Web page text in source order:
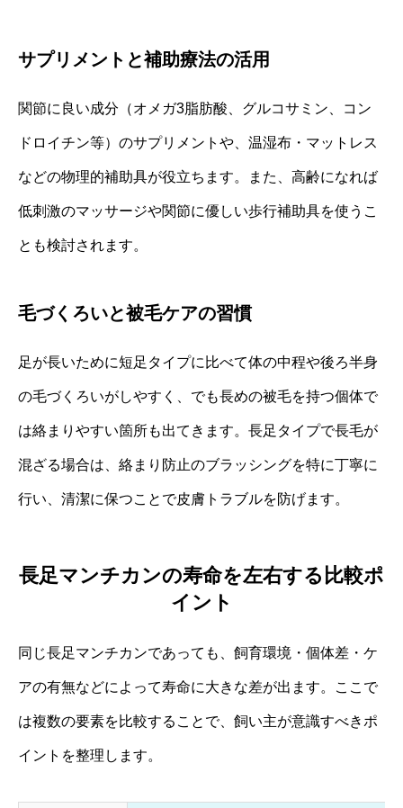
サプリメントと補助療法の活用
関節に良い成分（オメガ3脂肪酸、グルコサミン、コン
ドロイチン等）のサプリメントや、温湿布・マットレス
などの物理的補助具が役立ちます。また、高齢になれば
低刺激のマッサージや関節に優しい歩行補助具を使うこ
とも検討されます。
毛づくろいと被毛ケアの習慣
足が長いために短足タイプに比べて体の中程や後ろ半身
の毛づくろいがしやすく、でも長めの被毛を持つ個体で
は絡まりやすい箇所も出てきます。長足タイプで長毛が
混ざる場合は、絡まり防止のブラッシングを特に丁寧に
行い、清潔に保つことで皮膚トラブルを防げます。
長足マンチカンの寿命を左右する比較ポ
イント
同じ長足マンチカンであっても、飼育環境・個体差・ケ
アの有無などによって寿命に大きな差が出ます。ここで
は複数の要素を比較することで、飼い主が意識すべきポ
イントを整理します。